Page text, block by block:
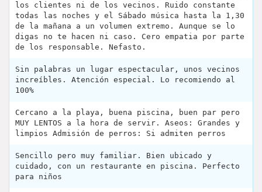
los clientes ni de los vecinos. Ruido constante
todas las noches y el Sábado música hasta la 1,30
de la mañana a un volumen extremo. Aunque se lo
digas no te hacen ni caso. Cero empatia por parte
de los responsable. Nefasto.
Sin palabras un lugar espectacular, unos vecinos
increíbles. Atención especial. Lo recomiendo al
100%
Cercano a la playa, buena piscina, buen par pero
MUY LENTOS a la hora de servir. Aseos: Grandes y
limpios Admisión de perros: Si admiten perros
Sencillo pero muy familiar. Bien ubicado y
cuidado, con un restaurante en piscina. Perfecto
para niños